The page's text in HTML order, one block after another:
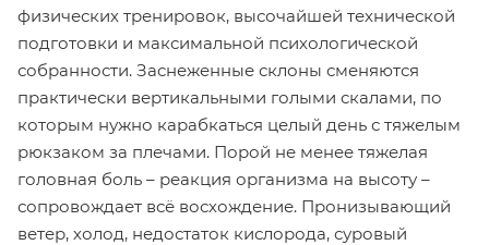
физических тренировок, высочайшей технической
подготовки и максимальной психологической
собранности. Заснеженные склоны сменяются
практически вертикальными голыми скалами, по
которым нужно карабкаться целый день с тяжелым
рюкзаком за плечами. Порой не менее тяжелая
головная боль – реакция организма на высоту –
сопровождает всё восхождение. Пронизывающий
ветер, холод, недостаток кислорода, суровый